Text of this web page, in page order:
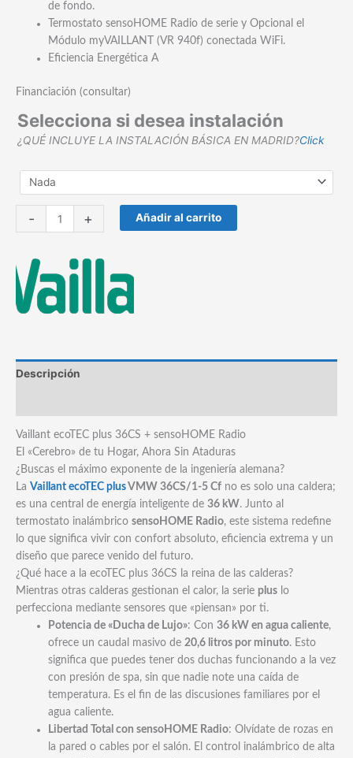
de fondo.
Termostato sensoHOME Radio de serie y Opcional el
Módulo myVAILLANT (VR 940f) conectada WiFi.
Eficiencia Energética A
Financiación (consultar)
Selecciona si desea instalación
¿QUÉ INCLUYE LA INSTALACIÓN BÁSICA EN MADRID?Click
-
Vaillant
36CS/1-
5
Cf
Ecotec
sensoHOME
+ Añadir al carrito
Descripción
Vaillant ecoTEC plus 36CS + sensoHOME Radio
El «Cerebro» de tu Hogar, Ahora Sin Ataduras
¿Buscas el máximo exponente de la ingeniería alemana?
La Vaillant ecoTEC plus VMW 36CS/1-5 Cf no es solo una caldera;
es una central de energía inteligente de 36 kW. Junto al
termostato inalámbrico sensoHOME Radio, este sistema redefine
lo que significa vivir con confort absoluto, eficiencia extrema y un
diseño que parece venido del futuro.
¿Qué hace a la ecoTEC plus 36CS la reina de las calderas?
Mientras otras calderas gestionan el calor, la serie plus lo
perfecciona mediante sensores que «piensan» por ti.
Potencia de «Ducha de Lujo»: Con36 kW en agua caliente,
ofrece un caudal masivo de20,6 litros por minuto. Esto
significa que puedes tener dos duchas funcionando a la vez
con presión de spa, sin que nadie note una caída de
temperatura. Es el fin de las discusiones familiares por el
agua caliente.
Libertad Total con sensoHOME Radio: Olvídate de rozas en
la pared o cables por el salón. El control inalámbrico de alta